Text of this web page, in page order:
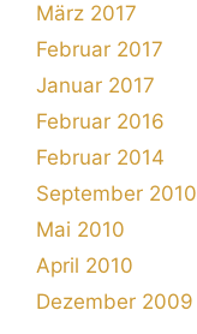
März 2017
Februar 2017
Januar 2017
Februar 2016
Februar 2014
September 2010
Mai 2010
April 2010
Dezember 2009